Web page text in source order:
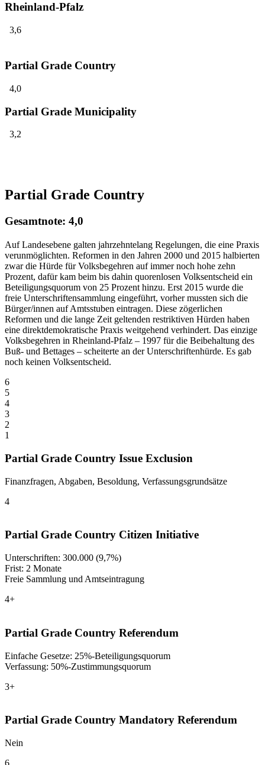
Rheinland-Pfalz
3,6
Partial Grade Country
4,0
Partial Grade Municipality
3,2
Partial Grade Country
Gesamtnote: 4,0
Auf Landesebene galten jahrzehntelang Regelungen, die eine Praxis
verunmöglichten. Reformen in den Jahren 2000 und 2015 halbierten
zwar die Hürde für Volksbegehren auf immer noch hohe zehn
Prozent, dafür kam beim bis dahin quorenlosen Volksentscheid ein
Beteiligungsquorum von 25 Prozent hinzu. Erst 2015 wurde die
freie Unterschriftensammlung eingeführt, vorher mussten sich die
Bürger/innen auf Amtsstuben eintragen. Diese zögerlichen
Reformen und die lange Zeit geltenden restriktiven Hürden haben
eine direktdemokratische Praxis weitgehend verhindert. Das einzige
Volksbegehren in Rheinland-Pfalz – 1997 für die Beibehaltung des
Buß- und Bettages – scheiterte an der Unterschriftenhürde. Es gab
noch keinen Volksentscheid.
6
5
4
3
2
1
Partial Grade Country Issue Exclusion
Finanzfragen, Abgaben, Besoldung, Verfassungsgrundsätze
4
Partial Grade Country Citizen Initiative
Unterschriften: 300.000 (9,7%)
Frist: 2 Monate
Freie Sammlung und Amtseintragung
4+
Partial Grade Country Referendum
Einfache Gesetze: 25%-Beteiligungsquorum
Verfassung: 50%-Zustimmungsquorum
3+
Partial Grade Country Mandatory Referendum
Nein
6